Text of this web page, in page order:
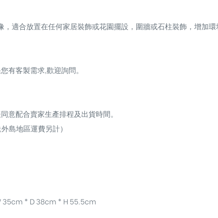
適合放置在任何家居裝飾或花園擺設，圍牆或石柱裝飾，增加環
有客製需求,歡迎詢問。
意配合賣家生產排程及出貨時間。
島地區運費另計）
35cm * D 38cm * H 55.5cm